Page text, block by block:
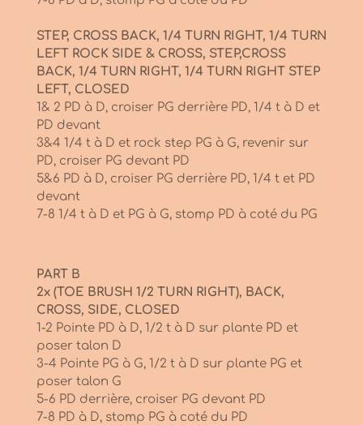
STEP, CROSS BACK, 1/4 TURN RIGHT, 1/4 TURN
LEFT ROCK SIDE & CROSS, STEP,CROSS
BACK, 1/4 TURN RIGHT, 1/4 TURN RIGHT STEP
LEFT, CLOSED
1& 2 PD à D, croiser PG derrière PD, 1/4 t à D et
PD devant
3&4 1/4 t à D et rock step PG à G, revenir sur
PD, croiser PG devant PD
5&6 PD à D, croiser PG derrière PD, 1/4 t et PD
devant
7-8 1/4 t à D et PG à G, stomp PD à coté du PG
PART B
2x (TOE BRUSH 1/2 TURN RIGHT), BACK,
CROSS, SIDE, CLOSED
1-2 Pointe PD à D, 1/2 t à D sur plante PD et
poser talon D
3-4 Pointe PG à G, 1/2 t à D sur plante PG et
poser talon G
5-6 PD derrière, croiser PG devant PD
7-8 PD à D, stomp PG à coté du PD